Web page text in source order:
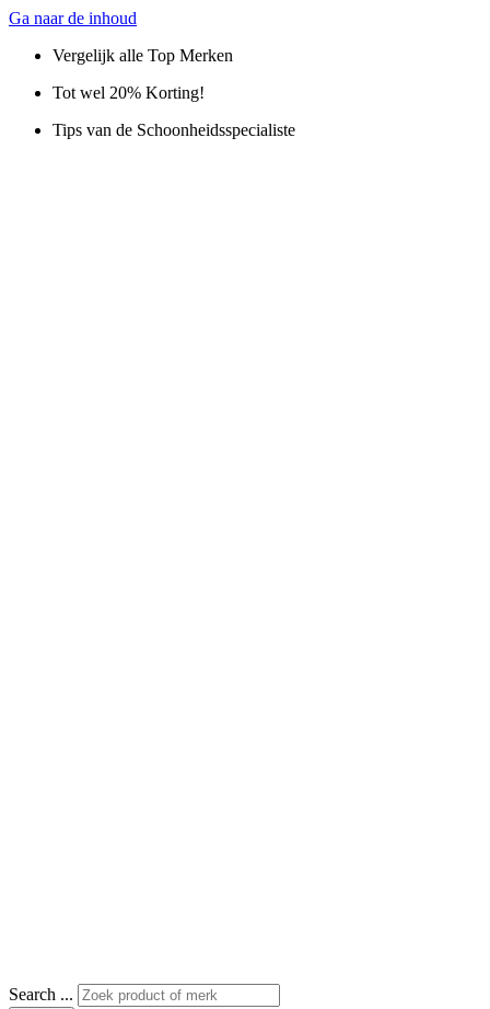
Ga naar de inhoud
Vergelijk alle Top Merken
Tot wel 20% Korting!
Tips van de Schoonheidsspecialiste
Search ...